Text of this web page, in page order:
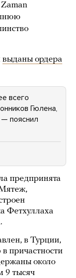
Zaman
выданы ордера
всего
Гюлена,
пояснил
предпринята
Фетхуллаха
в Турции,
причастности
около
9 тысяч